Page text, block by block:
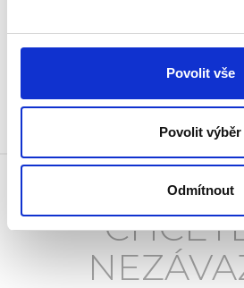
Povolit vše
Povolit výběr
Odmítnout